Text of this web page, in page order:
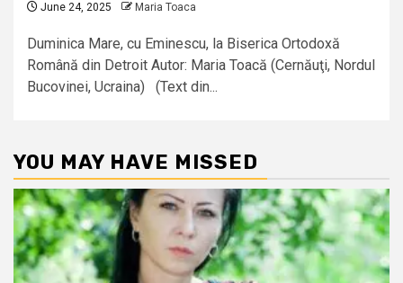
June 24, 2025 Maria Toaca
Duminica Mare, cu Eminescu, la Biserica Ortodoxă
Română din Detroit Autor: Maria Toacă (Cernăuţi, Nordul
Bucovinei, Ucraina) (Text din...
YOU MAY HAVE MISSED